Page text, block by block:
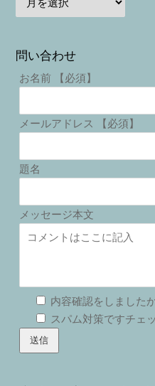
問い合わせ
お名前 【必須】
メールアドレス 【必須】
題名
メッセージ本文
内容確認をしました
スパム対策ですチェ